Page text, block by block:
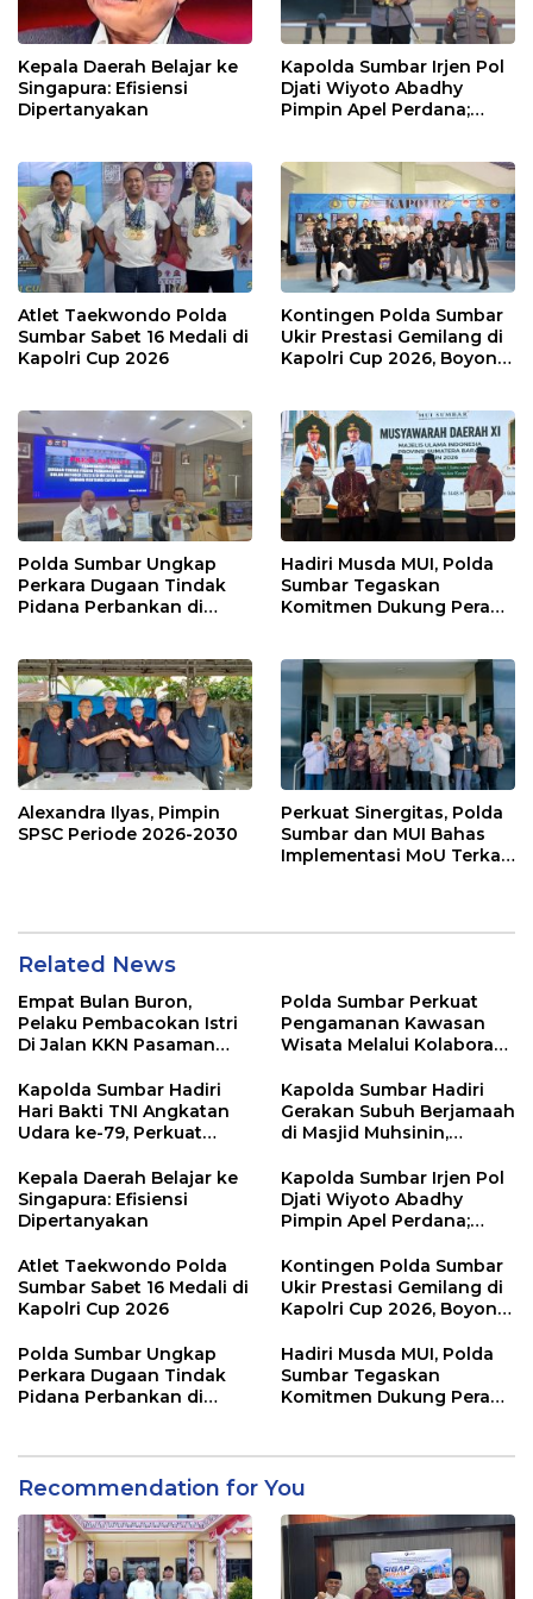
Kepala Daerah Belajar ke
Singapura: Efisiensi
Dipertanyakan
Kapolda Sumbar Irjen Pol
Djati Wiyoto Abadhy
Pimpin Apel Perdana;
Atlet Taekwondo Polda
Sumbar Sabet 16 Medali di
Kapolri Cup 2026
Kontingen Polda Sumbar
Ukir Prestasi Gemilang di
Kapolri Cup 2026, Boyong
Polda Sumbar Ungkap
Perkara Dugaan Tindak
Pidana Perbankan di
3 Orang Ditetapkan
Tersangka
Hadiri Musda MUI, Polda
Sumbar Tegaskan
Komitmen Dukung Peran
Alexandra Ilyas, Pimpin
SPSC Periode 2026-2030
Perkuat Sinergitas, Polda
Sumbar dan MUI Bahas
Implementasi MoU Terkait
Related News
Empat Bulan Buron,
Pelaku Pembacokan Istri
Di Jalan KKN Pasaman
Personel Sat Reskrim Res
Pasbar Di Provinsi
Sumatera Utara
Polda Sumbar Perkuat
Pengamanan Kawasan
Wisata Melalui Kolaborasi
Kapolda Sumbar Hadiri
Hari Bakti TNI Angkatan
Udara ke-79, Perkuat
Kapolda Sumbar Hadiri
Gerakan Subuh Berjamaah
di Masjid Muhsinin,
“Ngopi Subuh”
Kepala Daerah Belajar ke
Singapura: Efisiensi
Dipertanyakan
Kapolda Sumbar Irjen Pol
Djati Wiyoto Abadhy
Pimpin Apel Perdana;
dengan Humanis
Atlet Taekwondo Polda
Sumbar Sabet 16 Medali di
Kapolri Cup 2026
Kontingen Polda Sumbar
Ukir Prestasi Gemilang di
Kapolri Cup 2026, Boyong
Polda Sumbar Ungkap
Perkara Dugaan Tindak
Pidana Perbankan di
3 Orang Ditetapkan
Tersangka
Hadiri Musda MUI, Polda
Sumbar Tegaskan
Komitmen Dukung Peran
Recommendation for You